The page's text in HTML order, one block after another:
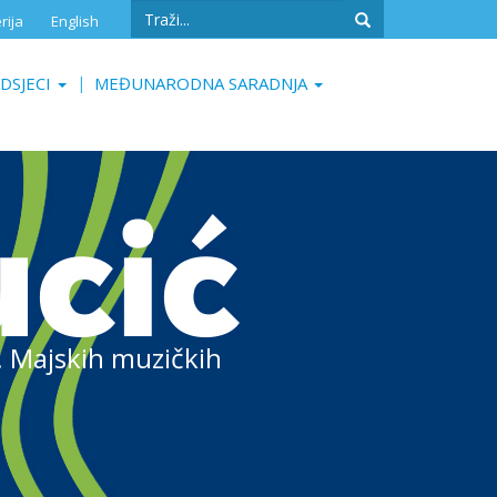
English
Search
MEĐUNARODNA SARADNJA
Majskih muzičkih